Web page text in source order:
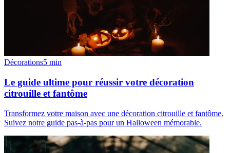
Décorations5 min
Le guide ultime pour réussir votre décoration
citrouille et fantôme
Transformez votre maison avec une décoration citrouille et fantôme.
Suivez notre guide pas-à-pas pour un Halloween mémorable.